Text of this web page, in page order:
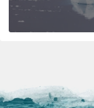
personnel. I hope
again. John
par Wesley